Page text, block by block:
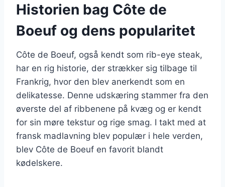
Historien bag Côte de
Boeuf og dens popularitet
Côte de Boeuf, også kendt som rib-eye steak,
har en rig historie, der strækker sig tilbage til
Frankrig, hvor den blev anerkendt som en
delikatesse. Denne udskæring stammer fra den
øverste del af ribbenene på kvæg og er kendt
for sin møre tekstur og rige smag. I takt med at
fransk madlavning blev populær i hele verden,
blev Côte de Boeuf en favorit blandt
kødelskere.